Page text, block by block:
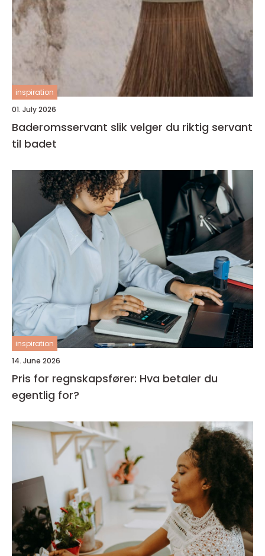
inspiration
01. July 2026
Baderomsservant slik velger du riktig servant
til badet
inspiration
14. June 2026
Pris for regnskapsfører: Hva betaler du
egentlig for?